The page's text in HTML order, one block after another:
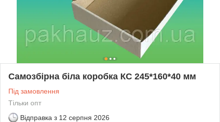
Самозбірна біла коробка КС 245*160*40 мм
Під замовлення
Тільки опт
Відправка з 12 серпня 2026